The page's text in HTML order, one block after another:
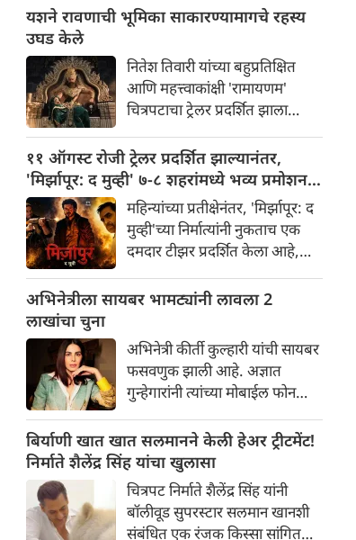
जैनने आपल्या वाढदिवसाच्या विशेष
प्रसंगी 'व्हीजे फ्रेम्स' या आपल्या नवीन
प्रॉडक्शन बॅनरची अधिकृतपणे घोषणा
केली. या नवीन बॅनरचा पहिला
प्रकल्प इतका भव्य आहे की त्याने
चाहत्यांमध्ये आधीच खळबळ उडवून
दिली आहे.
यशने रावणाची भूमिका साकारण्यामागचे रहस्य
उघड केले
नितेश तिवारी यांच्या बहुप्रतिक्षित
आणि महत्त्वाकांक्षी 'रामायणम'
चित्रपटाचा ट्रेलर प्रदर्शित झाला
चित्रपटसृष्टीत खळबळ उडाली आहे.
चित्रपटातील कलाकार आणि
भव्यतेची मोठ्या प्रमाणावर चर्चा होत
असली तरी, ज्या एका गोष्टीने
सर्वाधिक लक्ष वेधून घेतले आहे आणि
प्रेक्षकांना रोमांचित केले आहे, ती
म्हणजे 'रॉकिंग स्टार' यशने
साकारलेली रावणाची भूमिका.
११ ऑगस्ट रोजी ट्रेलर प्रदर्शित झाल्यानंतर,
'मिर्झापूर: द मुव्ही' ७-८ शहरांमध्ये भव्य प्रमोशन
करणार
महिन्यांच्या प्रतीक्षेनंतर, 'मिर्झापूर: द
मुव्ही'च्या निर्मात्यांनी नुकताच एक
दमदार टीझर प्रदर्शित केला आहे,
फ्रँचायझीच्या मोठ्या पडद्यावरील
आहे. पंकज त्रिपाठी, अली फजल
आणि दिव्येंदू शर्मा पुन्हा एकदा
त्यांच्या चाहत्यांच्या आवडत्या भूमिका
साकारत आहे.
अभिनेत्रीला सायबर भामट्यांनी लावला 2
लाखांचा चुना
अभिनेत्री कीर्ती कुल्हारी यांची सायबर
फसवणुक झाली आहे. अज्ञात
गुन्हेगारांनी त्यांच्या मोबाईल फोन
प्रवेश मिळवून अवघ्या काही मिनिटांत
त्यांची ₹२४३,८५२ ची फसवणूक
केली. अभिनेत्रीच्या तक्रारीच्या
आधारे, आंबोली पोलिसांनी गुन्हा
दाखल करून तपास सुरू केला आहे.
बिर्याणी खात खात सलमानने केली हेअर ट्रीटमेंट!
निर्माते शैलेंद्र सिंह यांचा खुलासा
चित्रपट निर्माते शैलेंद्र सिंह यांनी
बॉलीवूड सुपरस्टार सलमान खानशी
संबंधित एक रंजक किस्सा सांगितला